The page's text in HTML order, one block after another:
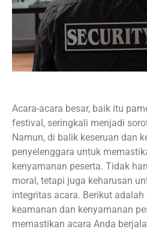
Acara-acara besar, baik itu
festival, seringkali menjadi
Namun, di balik keseruan dan
penyelenggara untuk
kenyamanan peserta. Tidak
moral, tetapi juga keharusan
integritas acara. Berikut
keamanan dan kenyamanan
memastikan acara Anda